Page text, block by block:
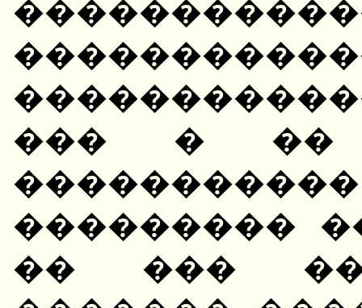
��� � ��
���������
�� ���